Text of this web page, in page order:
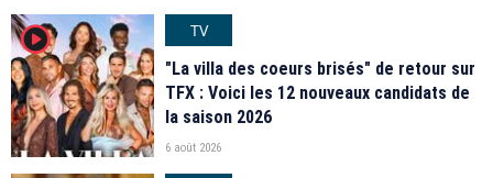
player2
TV
"La villa des coeurs brisés" de retour sur
TFX : Voici les 12 nouveaux candidats de
la saison 2026
6 août 2026